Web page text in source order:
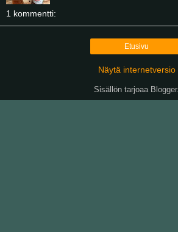
1 kommentti:
Etusivu
Näytä internetversio
Sisällön tarjoaa Blogger.